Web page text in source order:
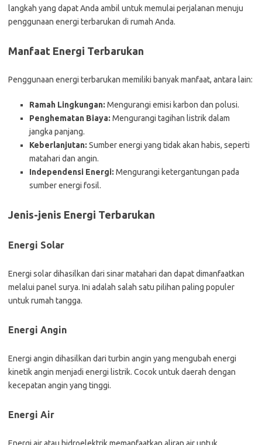
langkah yang dapat Anda ambil untuk memulai perjalanan menuju
penggunaan energi terbarukan di rumah Anda.
Manfaat Energi Terbarukan
Penggunaan energi terbarukan memiliki banyak manfaat, antara lain:
Ramah Lingkungan: Mengurangi emisi karbon dan polusi.
Penghematan Biaya: Mengurangi tagihan listrik dalam
jangka panjang.
Keberlanjutan: Sumber energi yang tidak akan habis, seperti
matahari dan angin.
Independensi Energi: Mengurangi ketergantungan pada
sumber energi fosil.
Jenis-jenis Energi Terbarukan
Energi Solar
Energi solar dihasilkan dari sinar matahari dan dapat dimanfaatkan
melalui panel surya. Ini adalah salah satu pilihan paling populer
untuk rumah tangga.
Energi Angin
Energi angin dihasilkan dari turbin angin yang mengubah energi
kinetik angin menjadi energi listrik. Cocok untuk daerah dengan
kecepatan angin yang tinggi.
Energi Air